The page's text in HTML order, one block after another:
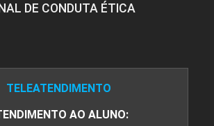
DE CONDUTA ÉTICA
TELEATENDIMENTO
AO ALUNO: